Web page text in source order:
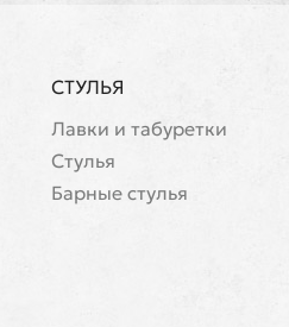
СТУЛЬЯ
Лавки и табуретки
Стулья
Барные стулья